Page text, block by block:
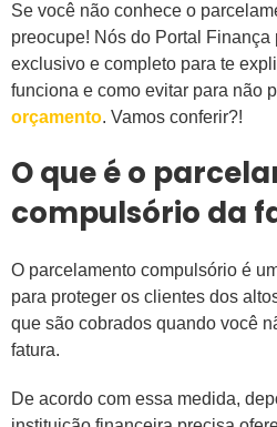
Se você não conhece o
preocupe! Nós do Portal Finança
exclusivo e completo para te
funciona e como evitar para não
orçamento. Vamos conferir?!
O que é o
compulsório da
O parcelamento compulsório é
para proteger os clientes dos
que são cobrados quando você
fatura.
De acordo com essa medida,